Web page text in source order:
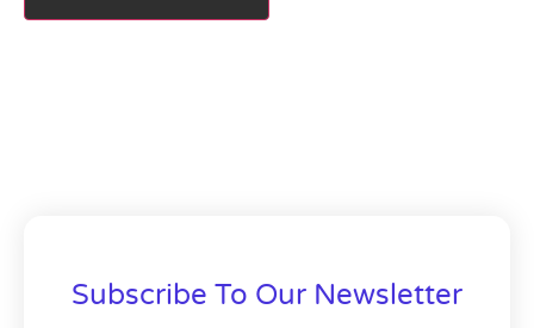
Subscribe To Our Newsletter